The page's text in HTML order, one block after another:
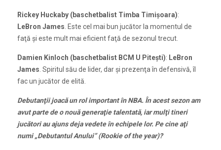
Rickey Huckaby (baschetbalist Timba Timişoara):
LeBron James . Este cel mai bun jucător la momentul de
faţă şi este mult mai eficient faţă de sezonul trecut.
Damien Kinloch (baschetbalist BCM U Piteşti): LeBron
James . Spiritul său de lider, dar şi prezenţa în defensivă, îl
fac un jucător de elită.
Debutanţii joacă un rol important în NBA. În acest sezon am
avut parte de o nouă generaţie talentată, iar mulţi tineri
jucători au ajuns deja vedete în echipele lor. Pe cine aţi
numi „Debutantul Anului” (Rookie of the year)?